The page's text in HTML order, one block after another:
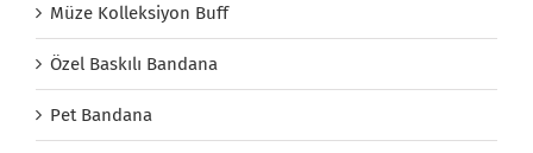
Müze Kolleksiyon Buff
Özel Baskılı Bandana
Pet Bandana